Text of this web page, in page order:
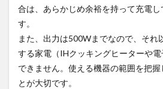
合は、あらかじめ余裕を持って充電し
す。
また、出力は500Wまでなので、それ
する家電（IHクッキングヒーターや
できません。使える機器の範囲を把握
とが大切です。